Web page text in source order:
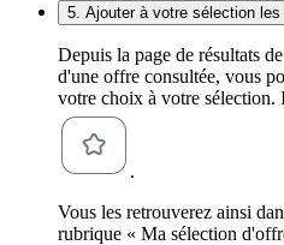
5. Ajouter à votre sélection
Depuis la page de résultats
d'une offre consultée, vous
votre choix à votre
.
Vous les retrouverez ainsi
rubrique « Ma sélection